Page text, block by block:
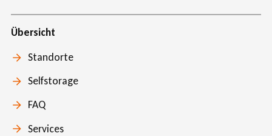
Übersicht
Standorte
Selfstorage
FAQ
Services